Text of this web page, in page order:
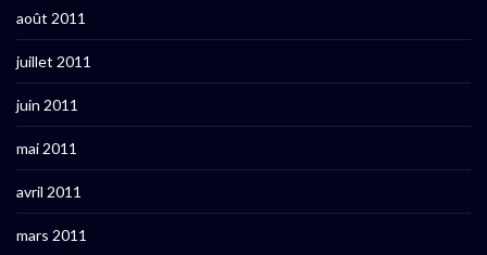
août 2011
juillet 2011
juin 2011
mai 2011
avril 2011
mars 2011